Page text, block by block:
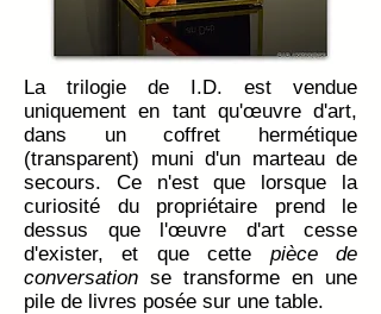
La trilogie de I.D. est vendue
uniquement en tant qu'œuvre d'art,
dans un coffret hermétique
(transparent) muni d'un marteau de
secours. Ce n'est que lorsque la
curiosité du propriétaire prend le
dessus que l'œuvre d'art cesse
d'exister, et que cette pièce de
conversation se transforme en une
pile de livres posée sur une table.